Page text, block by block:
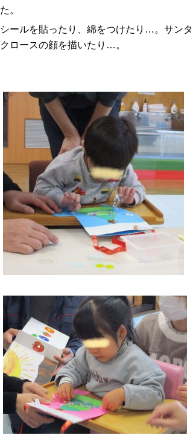
た。
シールを貼ったり、綿をつけたり…。サンタ
クロースの顔を描いたり…。